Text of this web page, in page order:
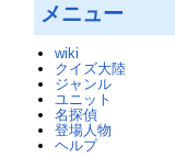
メニュー
wiki
クイズ大陸
ジャンル
ユニット
名探偵
登場人物
ヘルプ